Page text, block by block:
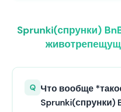
Sprunki(спрунки)
Q Что вообще
Sprunki(спрунки)